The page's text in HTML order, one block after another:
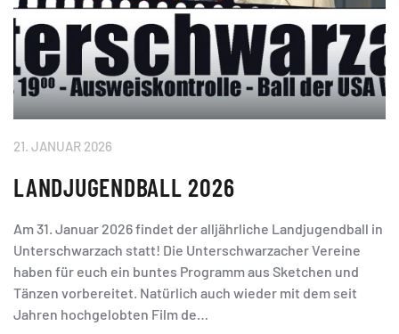
21. JANUAR 2026
LANDJUGENDBALL 2026
Am 31. Januar 2026 findet der alljährliche Landjugendball in
Unterschwarzach statt! Die Unterschwarzacher Vereine
haben für euch ein buntes Programm aus Sketchen und
Tänzen vorbereitet. Natürlich auch wieder mit dem seit
Jahren hochgelobten Film de…